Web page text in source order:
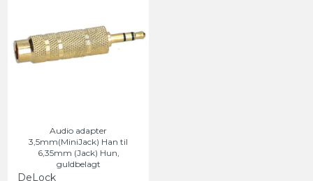
Audio adapter
3,5mm(MiniJack) Han til
6,35mm (Jack) Hun,
guldbelagt
DeLock